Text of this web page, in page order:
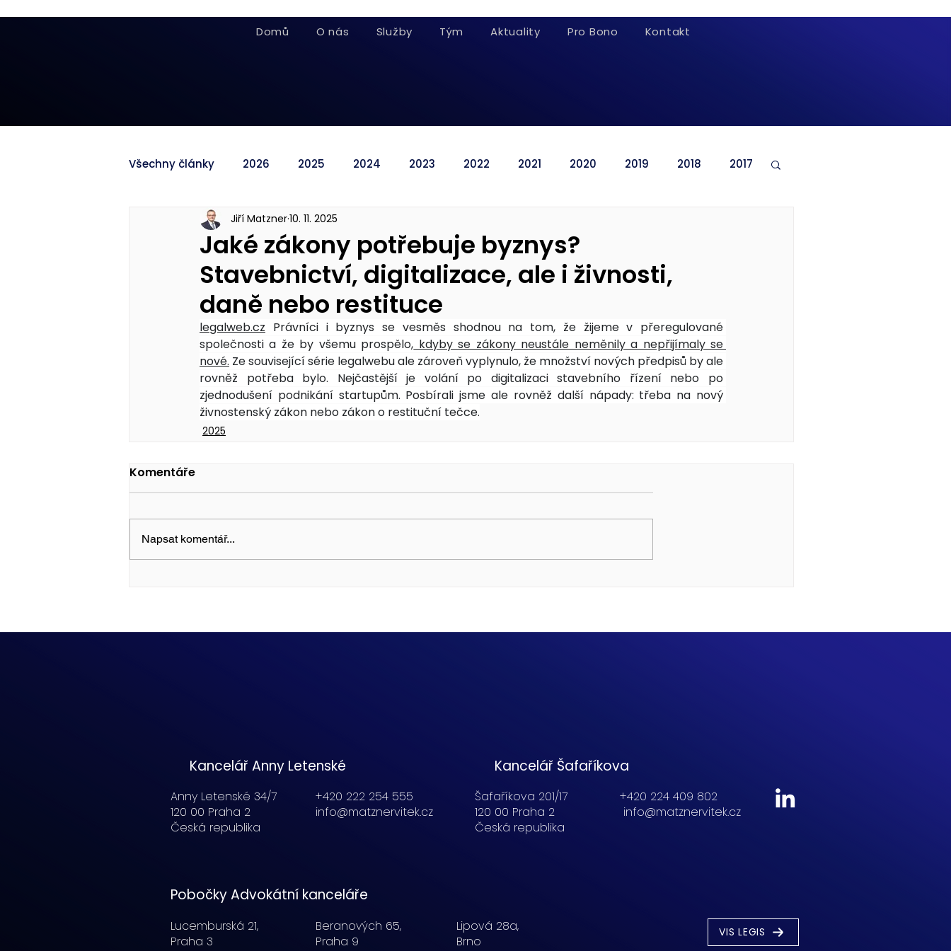
Domů O nás Služby Tým Aktuality Pro Bono Kontakt
Všechny články 2026 2025 2024 2023 2022 2021 2020 2019 2018 2017
Jaké zákony potřebuje byznys?
Stavebnictví, digitalizace, ale i živnosti,
daně nebo restituce
Jiří Matzner10. 11. 2025
legalweb.cz Právníci i byznys se vesměs shodnou na tom, že žijeme v přeregulované
společnosti a že by všemu prospělo, kdyby se zákony neustále neměnily a nepřijímaly se
nové. Ze související série legalwebu ale zároveň vyplynulo, že množství nových předpisů by ale
rovněž potřeba bylo. Nejčastější je volání po digitalizaci stavebního řízení nebo po
zjednodušení podnikání startupům. Posbírali jsme ale rovněž další nápady: třeba na nový
živnostenský zákon nebo zákon o restituční tečce.
2025
Komentáře
Napsat komentář...
Kancelář Anny Letenské
Anny Letenské 34/7
120 00 Praha 2
Česká republika
+420 222 254 555
info@matznervitek.cz
Kancelář Šafaříkova
Šafaříkova 201/17
120 00 Praha 2
Česká republika
+420 224 409 802
info@matznervitek.cz
Pobočky Advokátní kanceláře
Lucemburská 21,
Praha 3
Beranových 65,
Praha 9
Lipová 28a,
Brno
VIS LEGIS